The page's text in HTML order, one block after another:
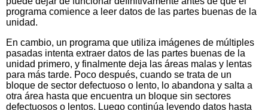
programa comience a leer datos de las partes buenas de la
unidad.
En cambio, un programa que utiliza imágenes de múltiples
pasadas intenta extraer datos de las partes buenas de la
unidad primero, y finalmente deja las áreas malas y lentas
para más tarde. Poco después, cuando se trata de un
bloque de sector defectuoso o lento, lo abandona y salta a
otra área hasta que encuentra un bloque sin sectores
defectuosos o lentos. Luego continúa leyendo datos hasta